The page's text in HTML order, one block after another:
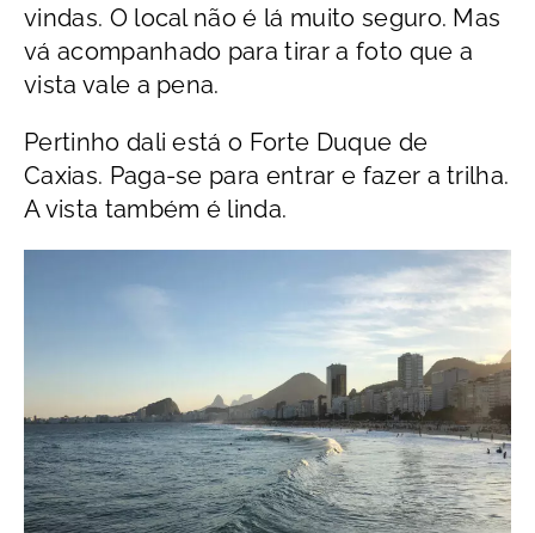
vindas. O local não é lá muito seguro. Mas
vá acompanhado para tirar a foto que a
vista vale a pena.
Pertinho dali está o Forte Duque de
Caxias. Paga-se para entrar e fazer a trilha.
A vista também é linda.